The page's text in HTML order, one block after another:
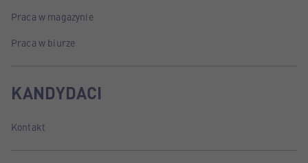
Praca w magazynie
Praca w biurze
KANDYDACI
Kontakt